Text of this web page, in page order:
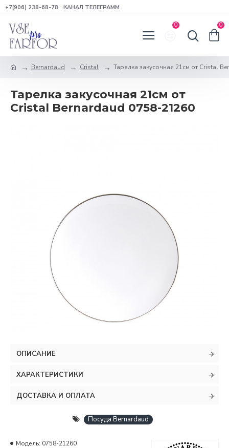
+7(906) 238-68-78 КАНАЛ ТЕЛЕГРАММ
0 0
Bernardaud Cristal Тарелка закусочная 21см от Cristal
Тарелка закусочная 21см от
Cristal Bernardaud 0758-21260
ОПИСАНИЕ
ХАРАКТЕРИСТИКИ
ДОСТАВКА И ОПЛАТА
Посуда Bernardaud
Модель: 0758-21260